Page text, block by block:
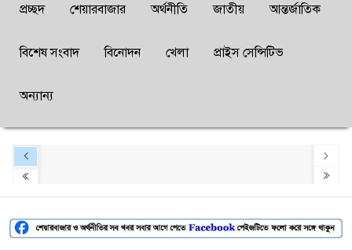
প্রচ্ছদ শেয়ারবাজার অর্থনীতি জাতীয় আন্তর্জাতিক
বিশেষ সংবাদ বিনোদন খেলা প্রাইস সেন্সিটিভ
অন্যান্য